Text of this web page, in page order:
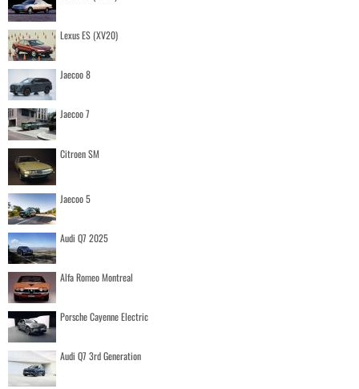
Lexus ES (XV20)
Jaecoo 8
Jaecoo 7
Citroen SM
Jaecoo 5
Audi Q7 2025
Alfa Romeo Montreal
Porsche Cayenne Electric
Audi Q7 3rd Generation